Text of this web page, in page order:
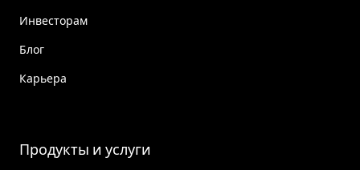
Инвесторам
Блог
Карьера
Продукты и услуги